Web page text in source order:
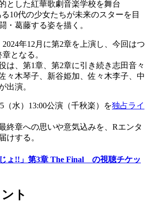
とした紅華歌劇音楽学校を舞台
10代の少女たちが未来のスターを目
・葛藤する姿を描く。
2024年12月に第2章を上演し、今回はつ
となる。
は、第1章、第2章に引き続き志田音々
々木琴子、新谷姫加、佐々木李子、中
出演。
（水）13:00公演（千秋楽）を独占ライ
終章への思いや意気込みを、Rエンタ
けする。
ょ!!」第3章 The Final の視聴チケッ
ト